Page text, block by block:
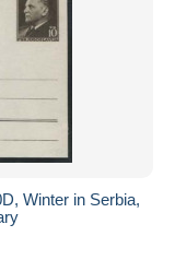
Winter in Serbia,